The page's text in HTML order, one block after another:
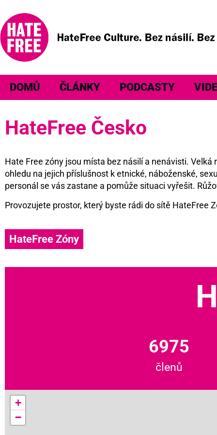
DOMŮ ČLÁNKY PODCASTY
HateFree Česko
Hate Free zóny jsou místa bez násilí a nenávisti.
ohledu na jejich příslušnost k etnické, náboženské,
personál se vás zastane a pomůže situaci vyřešit.
Provozujete prostor, který byste rádi do sítě HateFree
HateFree Zóny
6975
členů
+
−